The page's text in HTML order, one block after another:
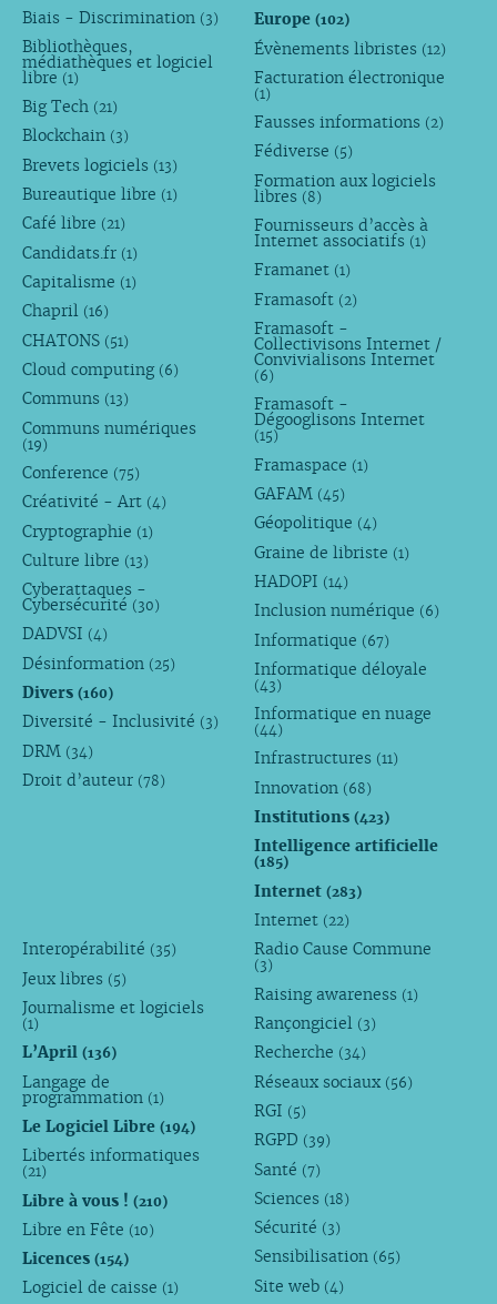
Biais - Discrimination (3)
Bibliothèques,
médiathèques et logiciel
libre (1)
Big Tech (21)
Blockchain (3)
Brevets logiciels (13)
Bureautique libre (1)
Café libre (21)
Candidats.fr (1)
Capitalisme (1)
Chapril (16)
CHATONS (51)
Cloud computing (6)
Communs (13)
Communs numériques
(19)
Conference (75)
Créativité - Art (4)
Cryptographie (1)
Culture libre (13)
Cyberattaques -
Cybersécurité (30)
DADVSI (4)
Désinformation (25)
Divers (160)
Diversité - Inclusivité (3)
DRM (34)
Droit d’auteur (78)
Europe(102)
Évènements libristes (12)
Facturation électronique
(1)
Fausses informations (2)
Fédiverse (5)
Formation aux logiciels
libres (8)
Fournisseurs d’accès à
Internet associatifs (1)
Framanet (1)
Framasoft (2)
Framasoft -
Collectivisons Internet /
Convivialisons Internet
(6)
Framasoft -
Dégooglisons Internet
(15)
Framaspace (1)
GAFAM (45)
Géopolitique (4)
Graine de libriste (1)
HADOPI (14)
Inclusion numérique (6)
Informatique (67)
Informatique déloyale
(43)
Informatique en nuage
(44)
Infrastructures (11)
Innovation (68)
Institutions(423)
Intelligence artificielle
(185)
Internet(283)
Internet (22)
Interopérabilité (35)
Jeux libres (5)
Journalisme et logiciels
(1)
L’April (136)
Langage de
programmation (1)
Le Logiciel Libre (194)
Libertés informatiques
(21)
Libre à vous ! (210)
Libre en Fête (10)
Licences (154)
Logiciel de caisse (1)
Radio Cause Commune
(3)
Raising awareness (1)
Rançongiciel (3)
Recherche (34)
Réseaux sociaux (56)
RGI (5)
RGPD (39)
Santé (7)
Sciences (18)
Sécurité (3)
Sensibilisation (65)
Site web (4)